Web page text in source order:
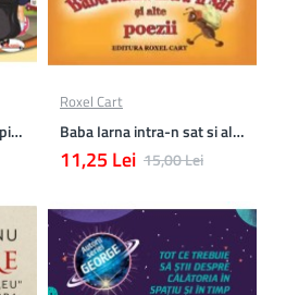
Cu Aramis reusesc: Recapitulare si evaluare - Clasa a 4-a (Matematica, Stiinte ale naturii si Educatie civica)
Roxel Cart
Baba Iarna intra-n sat si alte poezii
11,25 Lei 15,00 Lei